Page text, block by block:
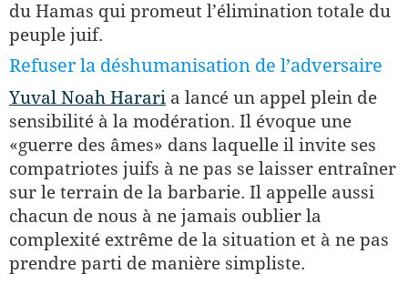
du Hamas qui promeut l’élimination totale du
peuple juif.
Refuser la déshumanisation de l’adversaire
Yuval Noah Harari a lancé un appel plein de
sensibilité à la modération. Il évoque une
«guerre des âmes» dans laquelle il invite ses
compatriotes juifs à ne pas se laisser entraîner
sur le terrain de la barbarie. Il appelle aussi
chacun de nous à ne jamais oublier la
complexité extrême de la situation et à ne pas
prendre parti de manière simpliste.